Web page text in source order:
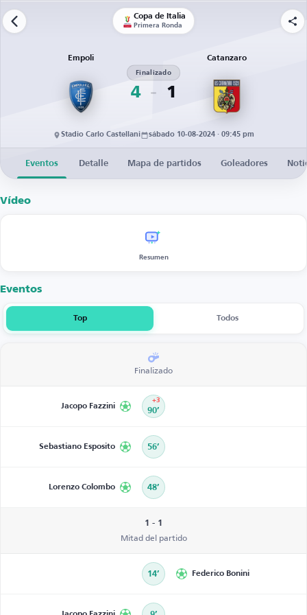
Copa de Italia
Primera Ronda
Empoli
4
Finalizado
1
Catanzaro
Stadio Carlo Castellani sábado 10-08-2024 · 09:45 pm
Eventos Detalle Mapa de partidos Goleadores
Vídeo
Resumen
Eventos
Top Todos
Finalizado
Jacopo Fazzini 90’
+3
Sebastiano Esposito 56’
Lorenzo Colombo 48’
1 - 1
Mitad del partido
14’ Federico Bonini